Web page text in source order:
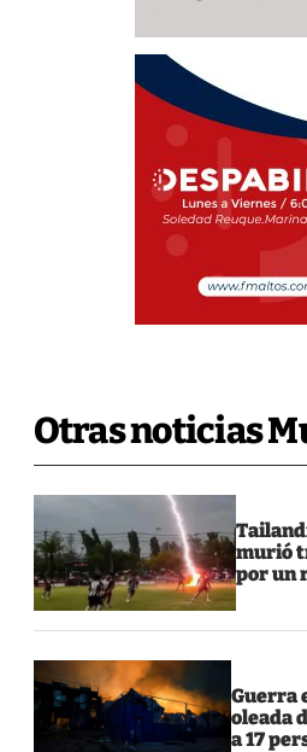
Otras noticias
murió
por un
Guerra
oleada
a 17